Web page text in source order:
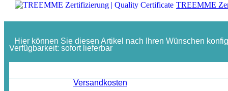
TREEMME
Hier können Sie diesen Artikel nach Ihren Wünschen
Verfügbarkeit: sofort lieferbar
Versandkosten